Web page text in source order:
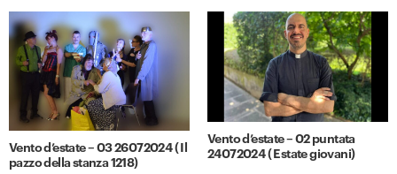
Vento d’estate – 03 26072024 ( Il
pazzo della stanza 1218)
Vento d’estate – 02 puntata
24072024 ( Estate giovani)